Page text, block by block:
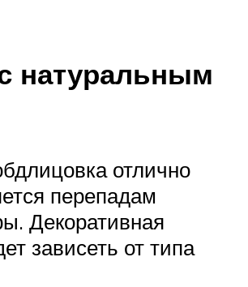
натуральным
отлично
перепадам
Декоративная
зависеть от типа